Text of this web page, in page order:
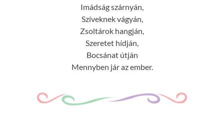
Imádság szárnyán,
Szíveknek vágyán,
Zsoltárok hangján,
Szeretet hídján,
Bocsánat útján
Mennyben jár az ember.